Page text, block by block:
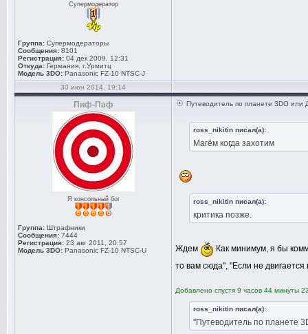
Супермодератор
Группа: Супермодераторы
Сообщения: 8101
Регистрация: 04 дек 2009, 12:31
Откуда: Германия, г.Урмитц
Модель 3DO: Panasonic FZ-10 NTSC-J
30 июн 2014, 19:14
Пиф-Паф
Я консольный бог
Группа: Штрафники
Сообщения: 7444
Регистрация: 23 авг 2011, 20:57
Модель 3DO: Panasonic FZ-10 NTSC-U
Путеводитель по планете 3DO или
ross_nikitin писал(а):
Магём когда захотим
ross_nikitin писал(а):
критикa позже.
Ждем
Как минимум, я бы
то вам сюда", "Если не
Добавлено спустя 9 часов 44 минуты
ross_nikitin писал(а):
"Путеводитель по планете